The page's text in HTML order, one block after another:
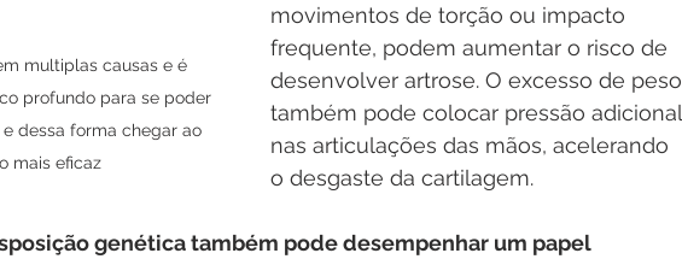
multiplas causas e é
profundo para se poder
dessa forma chegar ao
mais eficaz
movimentos de torção ou impacto
frequente, podem aumentar o risco de
desenvolver artrose. O excesso de peso
também pode colocar pressão adicional
nas articulações das mãos, acelerando
o desgaste da cartilagem.
genética também pode desempenhar um papel